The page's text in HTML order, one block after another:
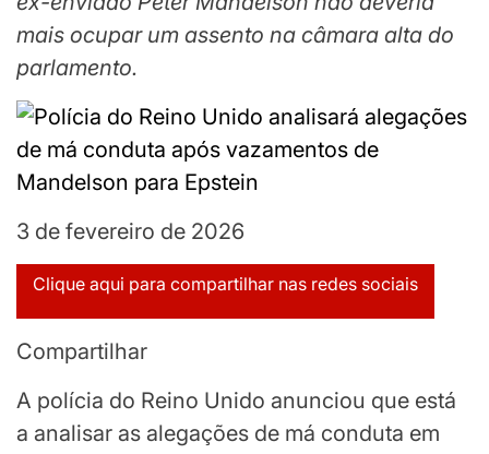
mais ocupar um assento na câmara alta do
parlamento.
Publicado
em
fevereiro
de
2026
3 de fevereiro de 2026
Clique aqui para compartilhar nas redes sociais
Compartilhar
A polícia do Reino Unido anunciou que está
a analisar as alegações de má conduta em